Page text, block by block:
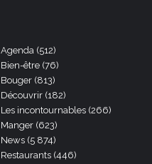
Agenda (512)
Bien-être (76)
Bouger (813)
Découvrir (182)
Les incontournables (266)
Manger (623)
News (5 874)
Restaurants (446)